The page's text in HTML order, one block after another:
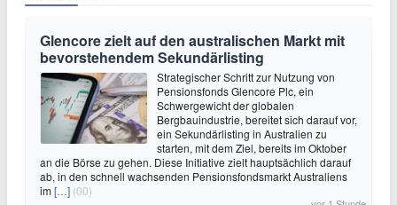
Glencore zielt auf den australischen Markt mit
bevorstehendem Sekundärlisting
Strategischer Schritt zur Nutzung von
Pensionsfonds Glencore Plc, ein
Schwergewicht der globalen
Bergbauindustrie, bereitet sich darauf vor,
ein Sekundärlisting in Australien zu
starten, mit dem Ziel, bereits im Oktober
an die Börse zu gehen. Diese Initiative zielt hauptsächlich darauf
ab, in den schnell wachsenden Pensionsfondsmarkt Australiens
im[…] (00)